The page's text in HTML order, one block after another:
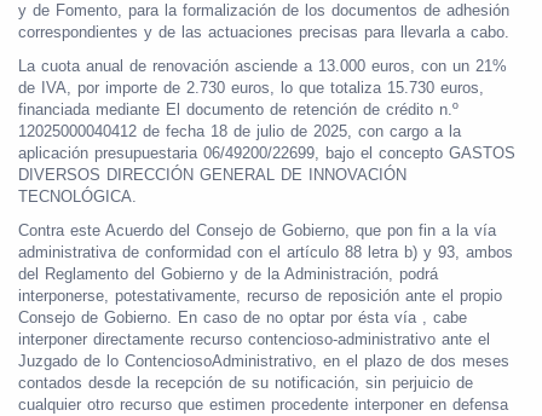
y de Fomento, para la formalización de los documentos de adhesión
correspondientes y de las actuaciones precisas para llevarla a cabo.
La cuota anual de renovación asciende a 13.000 euros, con un 21%
de IVA, por importe de 2.730 euros, lo que totaliza 15.730 euros,
financiada mediante El documento de retención de crédito n.º
12025000040412 de fecha 18 de julio de 2025, con cargo a la
aplicación presupuestaria 06/49200/22699, bajo el concepto GASTOS
DIVERSOS DIRECCIÓN GENERAL DE INNOVACIÓN
TECNOLÓGICA.
Contra este Acuerdo del Consejo de Gobierno, que pon fin a la vía
administrativa de conformidad con el artículo 88 letra b) y 93, ambos
del Reglamento del Gobierno y de la Administración, podrá
interponerse, potestativamente, recurso de reposición ante el propio
Consejo de Gobierno. En caso de no optar por ésta vía , cabe
interponer directamente recurso contencioso-administrativo ante el
Juzgado de lo ContenciosoAdministrativo, en el plazo de dos meses
contados desde la recepción de su notificación, sin perjuicio de
cualquier otro recurso que estimen procedente interponer en defensa